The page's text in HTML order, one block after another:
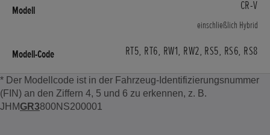
CR-V
einschließlich Hybrid
RT5, RT6, RW1, RW2, RS5, RS6, RS8
* Der Modellcode ist in der Fahrzeug-Identifizierungsnummer
(FIN) an den Ziffern 4, 5 und 6 zu erkennen, z. B.
JHMGR3800NS200001